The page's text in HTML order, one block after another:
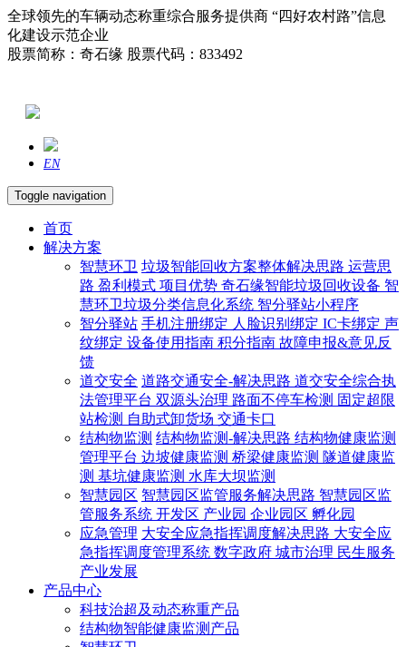
全球领先的车辆动态称重综合服务提供商 “四好农村路”信息
化建设示范企业
股票简称：奇石缘 股票代码：833492
EN
Toggle navigation
首页
解决方案
智慧环卫 垃圾智能回收方案整体解决思路 运营思
路 盈利模式 项目优势 奇石缘智能垃圾回收设备 智
慧环卫垃圾分类信息化系统 智分驿站小程序
智分驿站 手机注册绑定 人脸识别绑定 IC卡绑定 声
纹绑定 设备使用指南 积分指南 故障申报&意见反
馈
道交安全 道路交通安全-解决思路 道交安全综合执
法管理平台 双源头治理 路面不停车检测 固定超限
站检测 自助式卸货场 交通卡口
结构物监测 结构物监测-解决思路 结构物健康监测
管理平台 边坡健康监测 桥梁健康监测 隧道健康监
测 基坑健康监测 水库大坝监测
智慧园区 智慧园区监管服务解决思路 智慧园区监
管服务系统 开发区 产业园 企业园区 孵化园
应急管理 大安全应急指挥调度解决思路 大安全应
急指挥调度管理系统 数字政府 城市治理 民生服务
产业发展
产品中心
科技治超及动态称重产品
结构物智能健康监测产品